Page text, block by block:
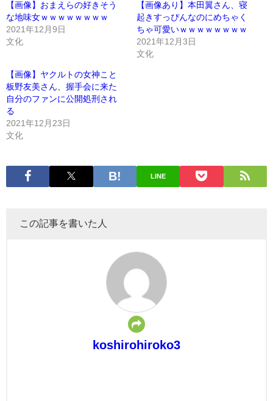
【画像】おまえらの好きそう
な地味女ｗｗｗｗｗｗｗｗ
2021年12月9日
文化
【画像あり】本田翼さん、寝
起きすっぴんなのにめちゃく
ちゃ可愛いｗｗｗｗｗｗｗｗ
2021年12月3日
文化
【画像】ヤクルトの女神こと
板野友美さん、握手会に来た
自分のファンに公開処刑され
る
2021年12月23日
文化
LINE
この記事を書いた人
koshirohiroko3